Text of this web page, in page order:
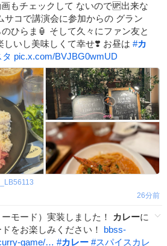
もチェックして ないので🆙出来な
サコで講演会に参加からの グラン
ひらま🏮 そして久々にファン友と
しいし美味しくて幸せ❣️ お昼は #カ
pic.x.com/BVJBG0wmUD
26分前
モード）実装しました！ カレーに
をお楽しみください！ bbss-
game/… #カレー #スパイスカレ